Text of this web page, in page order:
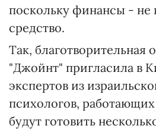
поскольку финансы - не
средство.
Так, благотворительная
"Джойнт" пригласила в
экспертов из
психологов,
будут готовить